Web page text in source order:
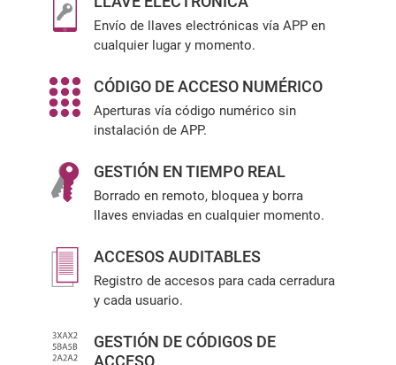
Envío de llaves electrónicas vía APP en
cualquier lugar y momento.
CÓDIGO DE ACCESO NUMÉRICO
Aperturas vía código numérico sin
instalación de APP.
GESTIÓN EN TIEMPO REAL
Borrado en remoto, bloquea y borra
llaves enviadas en cualquier momento.
ACCESOS AUDITABLES
Registro de accesos para cada cerradura
y cada usuario.
GESTIÓN DE CÓDIGOS DE
ACCESO